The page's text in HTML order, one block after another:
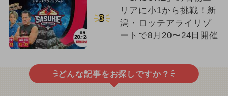
3
リアに小1から挑戦！新
潟・ロッテアライリゾ
ートで8月20〜24日開催
どんな記事をお探しですか？